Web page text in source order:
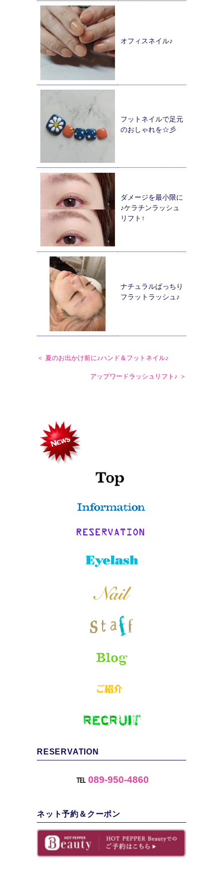
オフィスネイル♪
フットネイルで足元
のおしゃれを☆彡
ダメージを最小限に
♪ケラチンラッシュ
リフト↑
ナチュラルぱっちり
フラットラッシュ♪
＜ 夏のお出かけ前に♪ハンド＆フットネイル♪
アップワードラッシュリフト♪ ＞
RESERVATION
℡ 089-950-4860
ネット予約＆クーポン